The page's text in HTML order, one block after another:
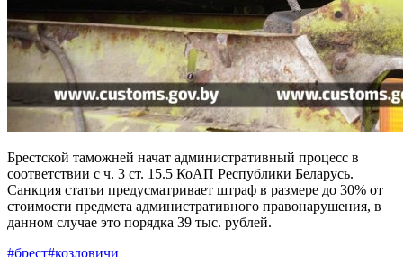
Брестской таможней начат административный процесс в
соответствии с ч. 3 ст. 15.5 КоАП Республики Беларусь.
Санкция статьи предусматривает штраф в размере до 30% от
стоимости предмета административного правонарушения, в
данном случае это порядка 39 тыс. рублей.
#брест#козловичи